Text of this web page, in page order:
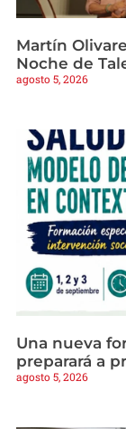
Martín
Noche de
agosto 5, 2026
Una nueva
preparará a
agosto 5, 2026